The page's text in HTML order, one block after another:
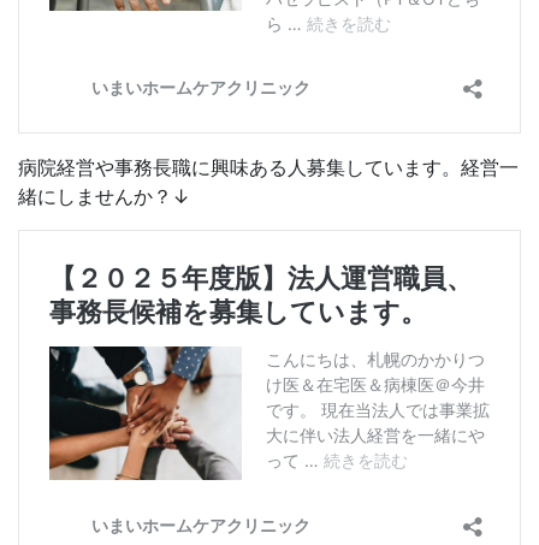
病院経営や事務長職に興味ある人募集しています。経営一
緒にしませんか？↓